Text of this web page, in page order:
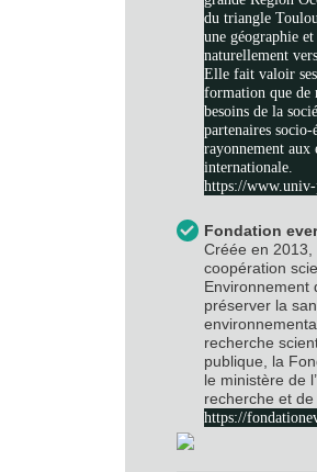
du triangle
une géographie
naturellement
Elle fait valoir
formation que de
besoins de la
partenaires
rayonnement aux
internationale.
https://
Fondation
Créée en
coopération
Environnement
préserver la
recherche
publique, la
le ministère de
recherche et
https://